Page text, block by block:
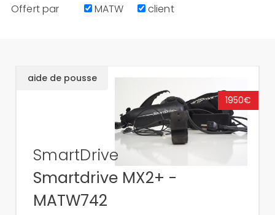
Offert par MATW client
aide de pousse
1950€
SmartDrive
Smartdrive MX2+ -
MATW742